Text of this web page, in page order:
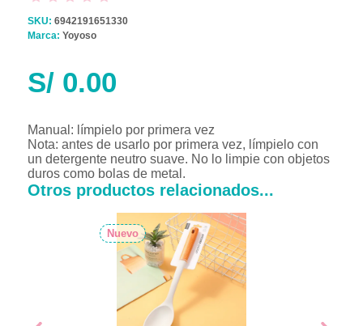
SKU: 6942191651330
Marca: Yoyoso
S/0.00
Manual: límpielo por primera vez
Nota: antes de usarlo por primera vez, límpielo con
un detergente neutro suave. No lo limpie con objetos
duros como bolas de metal.
Otros productos relacionados...
Nuevo